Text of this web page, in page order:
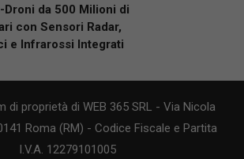
Droni da 500 Milioni di
con Sensori Radar,
e Infrarossi Integrati
di proprietà di WEB 365 SRL - Via Nicola
Roma (RM) - Codice Fiscale e Partita
I.V.A. 12279101005